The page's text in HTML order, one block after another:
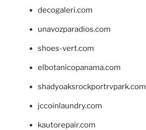
decogaleri.com
unavozparadios.com
shoes-vert.com
elbotanicopanama.com
shadyoaksrockportrvpark.com
jccoinlaundry.com
kautorepair.com